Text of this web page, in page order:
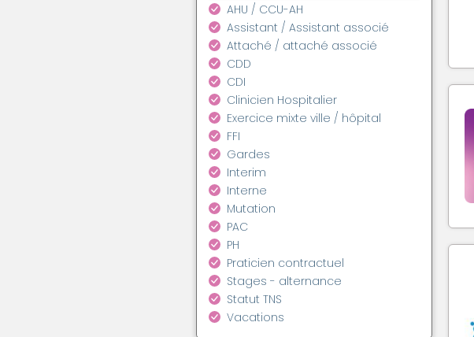
AHU / CCU-AH
Assistant / Assistant associé
Attaché / attaché associé
CDD
CDI
Clinicien Hospitalier
Exercice mixte ville / hôpital
FFI
Gardes
Interim
Interne
Mutation
PAC
PH
Praticien contractuel
Stages - alternance
Statut TNS
Vacations